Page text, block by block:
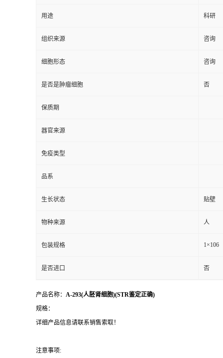
用途 科研
组织来源 咨询
细胞形态 咨询
是否是肿瘤细胞 否
保质期
器官来源
免疫类型
品系
生长状态 贴壁
物种来源 人
包装规格 1×106
是否进口 否
产品名称： A-293(人胚肾细胞)(STR鉴定正确)
规格：
详细产品信息请联系销售索取！
注意事项: